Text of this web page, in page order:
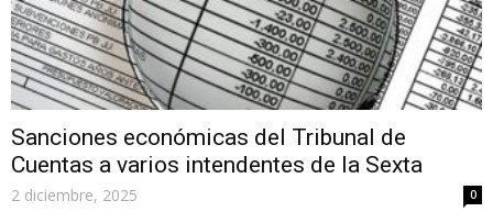
Sanciones económicas del Tribunal de
Cuentas a varios intendentes de la Sexta
2 diciembre, 2025 0